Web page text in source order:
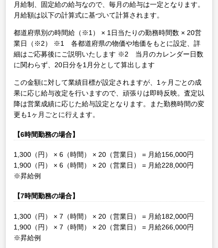
月給制、固定給の給与なので、毎月の給与は一定となります。
月給額は以下の計算式に基づいて計算されます。
都道府県別の時間給（※1） × 1日当たりの勤務時間数 × 20営
業日（※2）
※1 各都道府県の物価や地価をもとに設定、詳
細はご応募後にご説明いたします ※2 当月のカレンダー日数
に関わらず、20日分を1月分として算出します
この金額に対して業績目標が設定されますが、1ヶ月ごとの成
果に応じ給与改定を行いますので、頑張りは即時反映。査定以
降は営業成績に応じた給与設定となります。また勤務時間の変
更も1ヶ月ごとに行えます。
【6時間勤務の場合】
1,300（円） × 6（時間） × 20（営業日） = 月給156,000円
1,900（円） × 6（時間） × 20（営業日） = 月給228,000円
※昇給例
【7時間勤務の場合】
1,300（円） × 7（時間） × 20（営業日） = 月給182,000円
1,900（円） × 7（時間） × 20（営業日） = 月給266,000円
※昇給例